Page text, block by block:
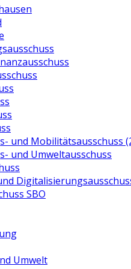
und Mobilitätsausschuss
und Umweltausschuss
SBO
Umwelt